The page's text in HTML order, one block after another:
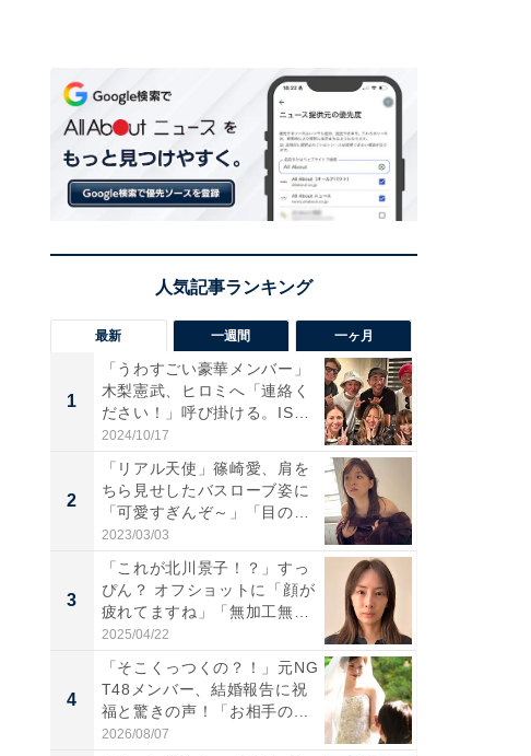
最新 一週間 一ヶ月
1
「うわすごい豪華メンバー」
木梨憲武、ヒロミへ「連絡く
ださい！」呼び掛ける。IS
S...
2024/10/17
2
「リアル天使」篠崎愛、肩を
ちら見せしたバスローブ姿に
「可愛すぎんぞ～」「目の表
情...
2023/03/03
3
「これが北川景子！？」すっ
ぴん？ オフショットに「顔が
疲れてますね」「無加工無
表...
2025/04/22
4
「そこくっつくの？！」元NG
T48メンバー、結婚報告に祝
福と驚きの声！「お相手の...
2026/08/07